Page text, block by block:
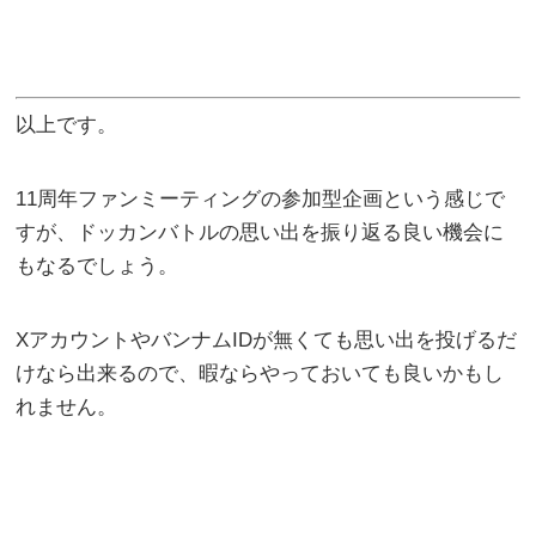
以上です。
11周年ファンミーティングの参加型企画という感じで
すが、ドッカンバトルの思い出を振り返る良い機会に
もなるでしょう。
XアカウントやバンナムIDが無くても思い出を投げるだ
けなら出来るので、暇ならやっておいても良いかもし
れません。